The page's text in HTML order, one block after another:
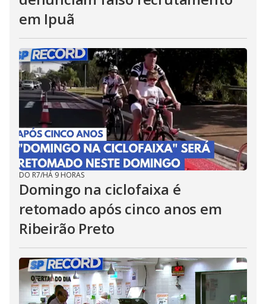
em Ipuã
DO R7/HÁ 9 HORAS
Domingo na ciclofaixa é
retomado após cinco anos em
Ribeirão Preto